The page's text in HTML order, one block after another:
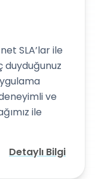
SLA’lar ile
duyduğunuz
ve
ile
Detaylı Bilgi